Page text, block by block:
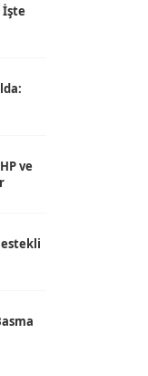
İşte
ve